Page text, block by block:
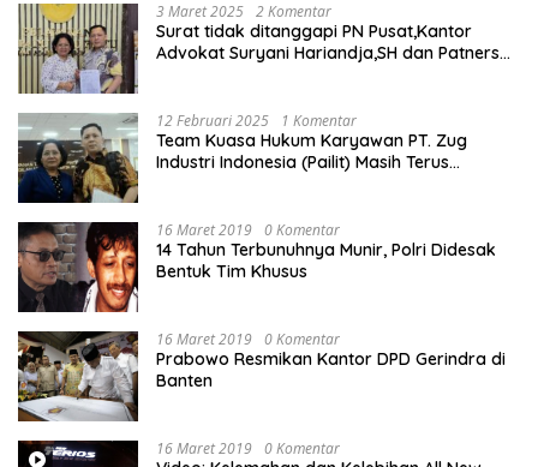
3 Maret 2025 2 Komentar
Surat tidak ditanggapi PN Pusat,Kantor
Advokat Suryani Hariandja,SH dan Patners
12 Februari 2025 1 Komentar
Team Kuasa Hukum Karyawan PT. Zug
Industri Indonesia (Pailit) Masih Terus
16 Maret 2019 0 Komentar
14 Tahun Terbunuhnya Munir, Polri Didesak
Bentuk Tim Khusus
16 Maret 2019 0 Komentar
Prabowo Resmikan Kantor DPD Gerindra di
Banten
16 Maret 2019 0 Komentar